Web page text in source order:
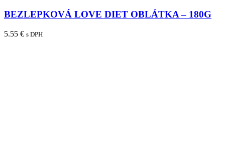
BEZLEPKOVÁ LOVE DIET OBLÁTKA – 180G
5.55 € s DPH